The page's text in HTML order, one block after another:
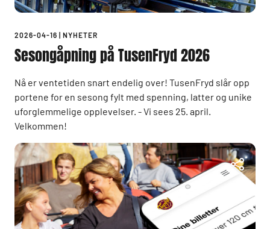
2026-04-16 NYHETER
Sesongåpning på TusenFryd 2026
Nå er ventetiden snart endelig over! TusenFryd slår opp
portene for en sesong fylt med spenning, latter og unike
uforglemmelige opplevelser. - Vi sees 25. april.
Velkommen!